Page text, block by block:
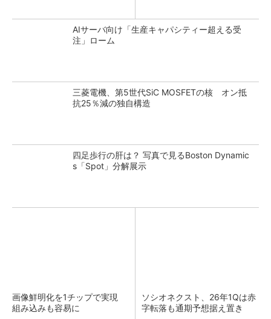
AIサーバ向け「生産キャパシティー超える受
注」ローム
三菱電機、第5世代SiC MOSFETの核 オン抵
抗25％減の独自構造
四足歩行の肝は？ 写真で見るBoston Dynamic
s「Spot」分解展示
画像鮮明化を1チップで実現
組み込みも容易に
ソシオネクスト、26年1Qは赤
字転落も通期予想据え置き